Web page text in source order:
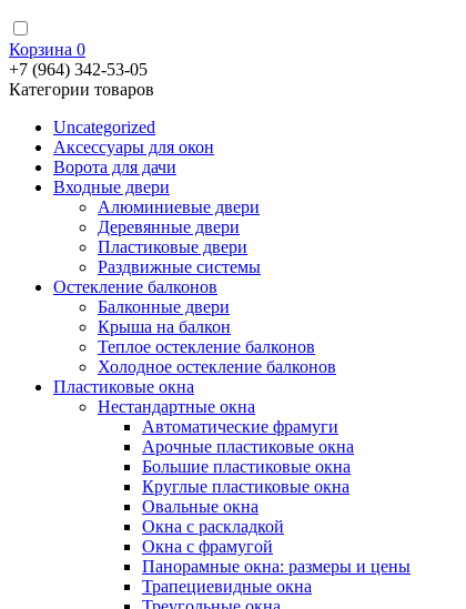
Корзина 0
+7 (964) 342-53-05
Категории товаров
Uncategorized
Аксессуары для окон
Ворота для дачи
Входные двери
Алюминиевые двери
Деревянные двери
Пластиковые двери
Раздвижные системы
Остекление балконов
Балконные двери
Крыша на балкон
Теплое остекление балконов
Холодное остекление балконов
Пластиковые окна
Нестандартные окна
Автоматические фрамуги
Арочные пластиковые окна
Большие пластиковые окна
Круглые пластиковые окна
Овальные окна
Окна с раскладкой
Окна с фрамугой
Панорамные окна: размеры и цены
Трапециевидные окна